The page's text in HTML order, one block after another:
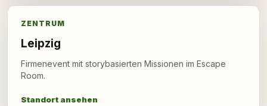
ZENTRUM
Leipzig
Firmenevent mit storybasierten Missionen im Escape
Room.
Standort ansehen